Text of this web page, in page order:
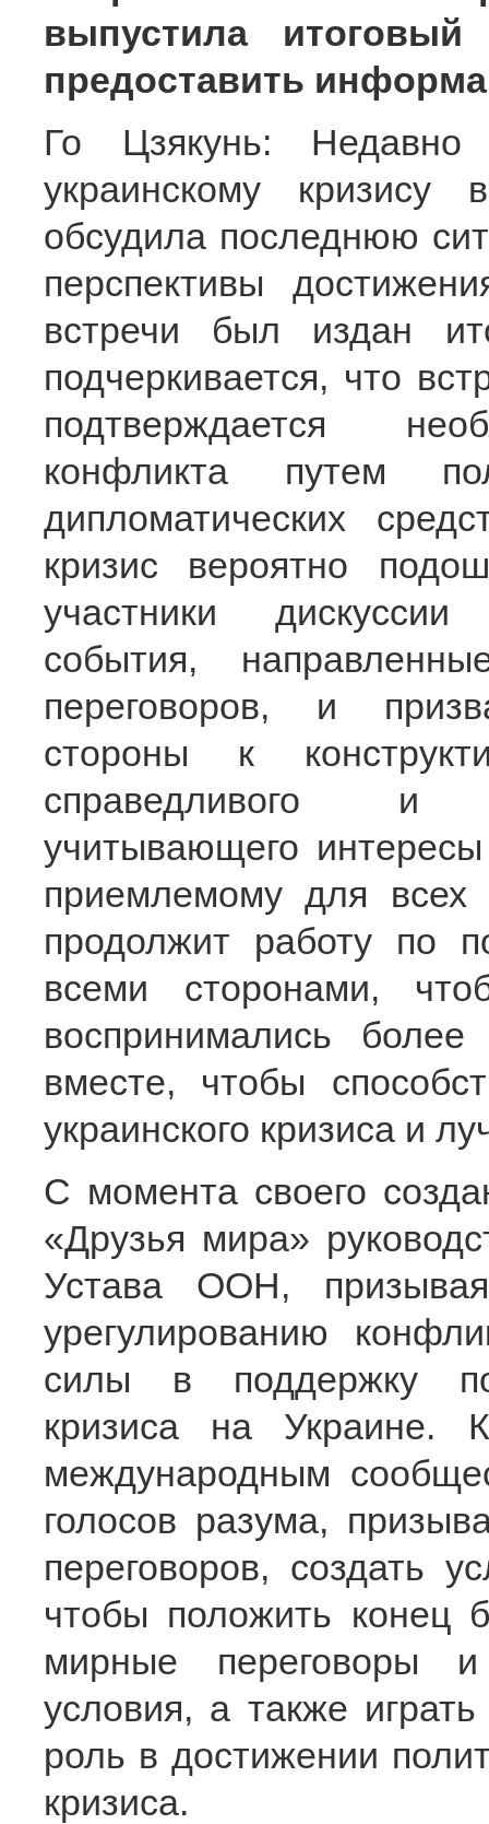
выпустила
предоставить
Го Цзякунь:
украинскому
обсудила последнюю
перспективы
встречи был издан
подчеркивается, что
подтверждается
конфликта путем
дипломатических
кризис вероятно
участники
события,
переговоров, и
стороны к
справедливого и
учитывающего
приемлемому для всех
продолжит работу по
всеми сторонами,
воспринимались
вместе, чтобы
украинского кризиса и
С момента своего
«Друзья мира»
Устава ООН,
урегулированию
силы в поддержку
кризиса на Украине.
международным
голосов разума,
переговоров, создать
чтобы положить конец
мирные переговоры и
условия, а также
роль в достижении
кризиса.